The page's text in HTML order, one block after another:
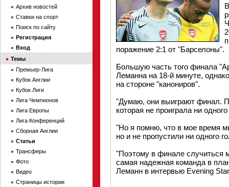
поражение 2:1 от "Барселоны".
Большую часть того финала
Леманна на 18-й минуте,
на стороне "канониров".
"Думаю, они выиграют финал.
которая не проиграла ни
"Но я помню, что в мое время
но и не пропустили ни одного
"Поэтому в финале
самая надежная команда в
Леманн в интервью Evening
Архив новостей
Ставки на спорт
Поиск по сайту
Регистрация
Вход
Темы
Премьер-Лига
Кубок Англии
Кубок Лиги
Лига Чемпионов
Лига Европы
Лига Конференций
Сборная Англии
Статьи
Трансферы
Фото
Видео
Страницы истории